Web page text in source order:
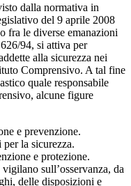
dalla normativa in
del 9 aprile 2008
fra le diverse emanazioni
94, si attiva per
alla sicurezza nei
Comprensivo. A tal fine
quale responsabile
alcune figure
e prevenzione.
la sicurezza.
e protezione.
sull’osservanza, da
delle disposizioni e